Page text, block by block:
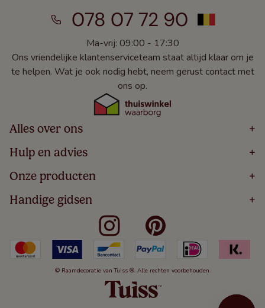
078 07 72 90
Ma-vrij: 09:00 - 17:30
Ons vriendelijke klantenserviceteam staat altijd klaar om je
te helpen. Wat je ook nodig hebt, neem gerust contact met
ons op.
Alles over ons +
Home
Over
Bestellen
Winacties
Veelgestelde Vragen
Hulp en advies +
Volg Je Bestelling
Levering
5 Jaar Garantie
Algemene Voorwaarden
Kindveiligheid
Cookies
Herroepingsrecht
Onze producten +
Houten Jaloezieën
Rolgordijnen
Verticale Jaloezieën
Duo Rolgordijnen
Duo Plisségordijnen
Handige gidsen +
Meten Voor Raamdecoratie
Badkamer Raamdecoratie
Slaapkamer Raamdecoratie
Keuken Raamdecoratie
De Jaloezieën Gids
Jaloezieënwoordenboek
© Raamdecoratie van Tuiss ®. Alle rechten voorbehouden.